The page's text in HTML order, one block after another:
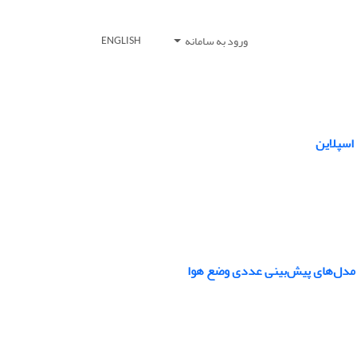
ورود به سامانه ENGLISH
مدل‌های پیش‌بینی عددی وضع هوا